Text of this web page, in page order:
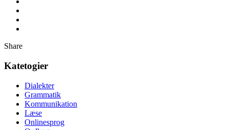
Share
Katetogier
Dialekter
Grammatik
Kommunikation
Læse
Onlinesprog